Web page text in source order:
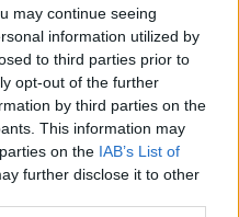
may continue seeing
information utilized by
to third parties prior to
opt-out of the further
by third parties on the
This information may
on the IAB’s List of
further disclose it to other
maisījumu, starp
un rikotas sieru, pārlej
un pārklāj ar foliju.
dārzeņi ir mīksti.
minūtes, līdz